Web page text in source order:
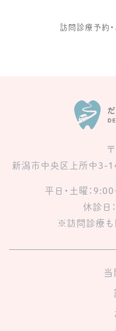
訪問診療予約
新潟市中央区上所中3-
平日・土曜：
休診日
※訪問診療も